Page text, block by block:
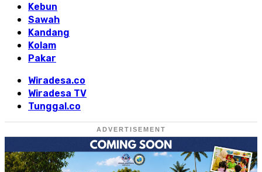
Kebun
Sawah
Kandang
Kolam
Pakar
Wiradesa.co
Wiradesa TV
Tunggal.co
ADVERTISEMENT